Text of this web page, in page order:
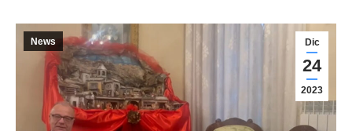
Dic
24
2023
News